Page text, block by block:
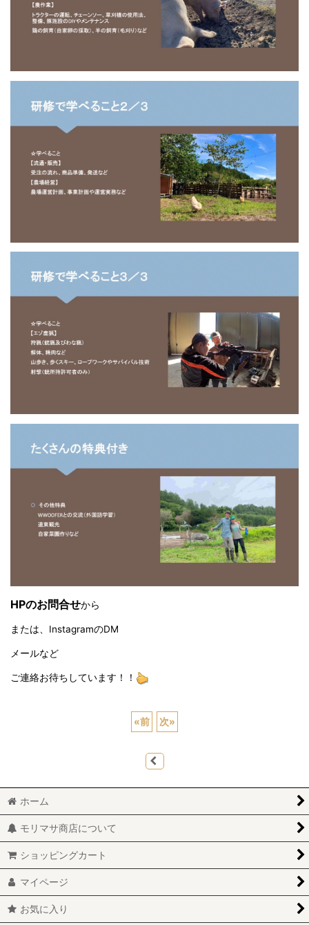
HPのお問合せから
または、InstagramのDM
メールなど
ご連絡お待ちしています！！
«前 次»
ホーム
モリマサ商店について
ショッピングカート
マイページ
お気に入り